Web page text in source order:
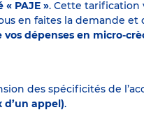
PAJE ». Cette tarification
en faites la demande
vos dépenses en micro-
des spécificités de
d’un appel).